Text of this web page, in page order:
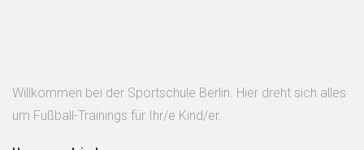
Willkommen bei der Sportschule Berlin. Hier dreht sich alles
um Fußball-Trainings für Ihr/e Kind/er.